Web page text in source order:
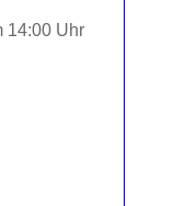
14:00 Uhr